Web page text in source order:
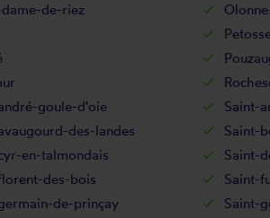
de-riez
goule-d'oie Saint-
des-landes Saint-
en-talmondais Saint-
des-bois Saint-
de-prinçay Saint-